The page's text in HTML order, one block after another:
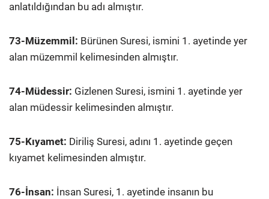
anlatıldığından bu adı almıştır.
73-Müzemmil: Bürünen Suresi, ismini 1. ayetinde yer
alan müzemmil kelimesinden almıştır.
74-Müdessir: Gizlenen Suresi, ismini 1. ayetinde yer
alan müdessir kelimesinden almıştır.
75-Kıyamet: Diriliş Suresi, adını 1. ayetinde geçen
kıyamet kelimesinden almıştır.
76-İnsan: İnsan Suresi, 1. ayetinde insanın bu